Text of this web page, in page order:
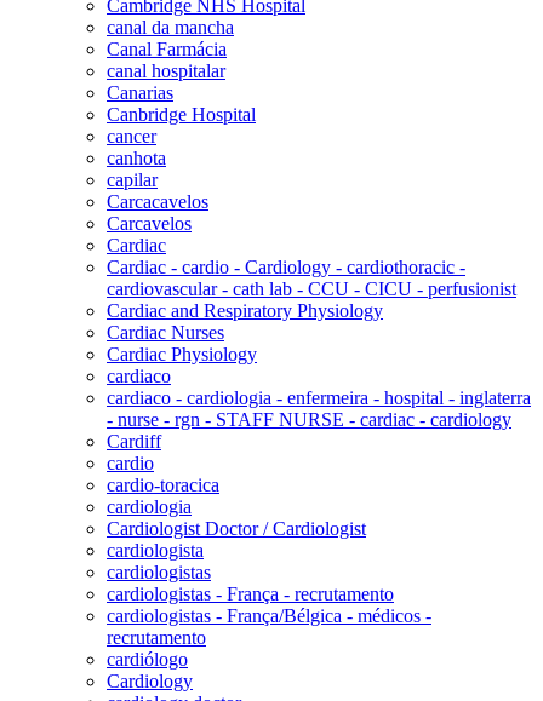
Cambridge NHS Hospital
canal da mancha
Canal Farmácia
canal hospitalar
Canarias
Canbridge Hospital
cancer
canhota
capilar
Carcacavelos
Carcavelos
Cardiac
Cardiac - cardio - Cardiology - cardiothoracic -
cardiovascular - cath lab - CCU - CICU - perfusionist
Cardiac and Respiratory Physiology
Cardiac Nurses
Cardiac Physiology
cardiaco
cardiaco - cardiologia - enfermeira - hospital - inglaterra
- nurse - rgn - STAFF NURSE - cardiac - cardiology
Cardiff
cardio
cardio-toracica
cardiologia
Cardiologist Doctor / Cardiologist
cardiologista
cardiologistas
cardiologistas - França - recrutamento
cardiologistas - França/Bélgica - médicos -
recrutamento
cardiólogo
Cardiology